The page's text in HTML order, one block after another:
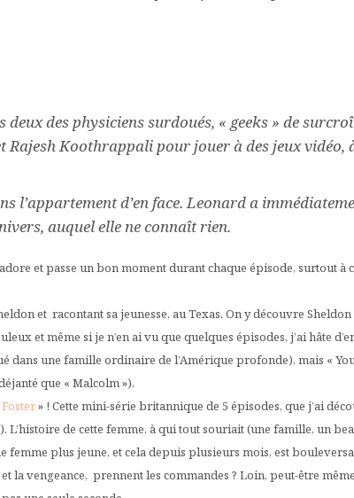
des physiciens surdoués, « geeks» de
Koothrappali pour jouer à des jeux vidéo,
l’appartement d’en face. Leonard a
auquel elle ne connaît rien.
et passe un bon moment durant chaque épisode, surtout à
et racontant sa jeunesse, au Texas. On y découvre Sheldon
et même si je n’en ai vu que quelques épisodes, j’ai hâte
dans une famille ordinaire de l’Amérique profonde), mais «
que « Malcolm »).
» ! Cette mini-série britannique de 5 épisodes, que j’ai
de cette femme, à qui tout souriait (une famille, un
plus jeune, et cela depuis plusieurs mois, est
la vengeance, prennent les commandes ? Loin, peut-être